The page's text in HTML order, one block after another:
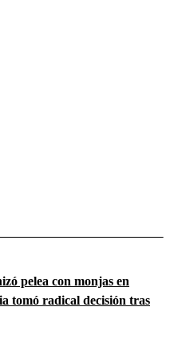
pelea con monjas en
tomó radical decisión tras